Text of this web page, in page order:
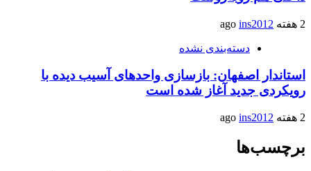
2 هفته ago ins2012
دسته‌بندی نشده
استاندار اصفهان: بازسازی واحدهای آسیب دیده با
رویکردی جدید آغاز شده است
2 هفته ago ins2012
برچسب‌ها